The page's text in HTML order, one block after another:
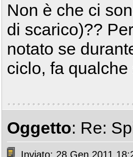
Non è che ci
di scarico)??
notato se
ciclo, fa
Oggetto: Re:
Inviato: 28 Gen 2011